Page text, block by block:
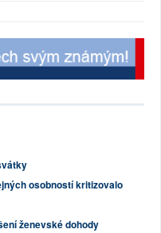
osobností kritizovalo
ženevské dohody